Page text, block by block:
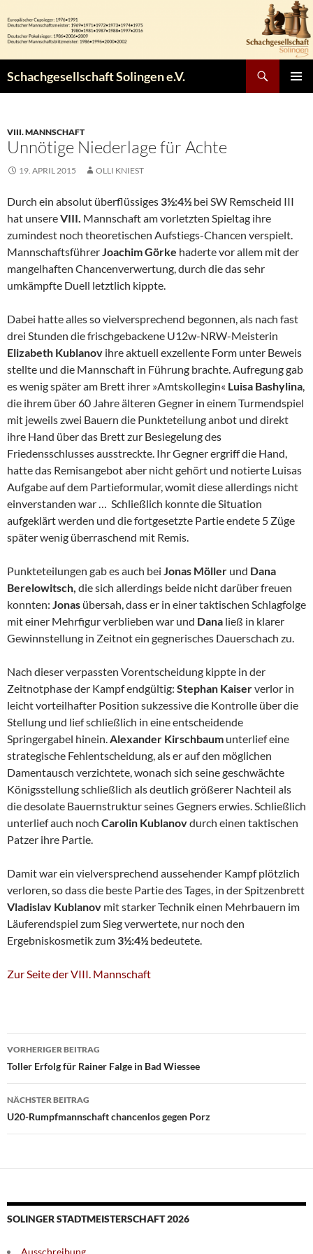
Inhalt
springen
Schachgesellschaft Solingen e.V.
VIII. MANNSCHAFT
Unnötige Niederlage für Achte
19. APRIL 2015 OLLI KNIEST
Durch ein absolut überflüssiges 3½:4½ bei SW Remscheid III
hat unsereVIII. Mannschaft am vorletzten Spieltag ihre
zumindest noch theoretischen Aufstiegs-Chancen verspielt.
MannschaftsführerJoachim Görke haderte vor allem mit der
mangelhaften Chancenverwertung, durch die das sehr
umkämpfte Duell letztlich kippte.
Dabei hatte alles so vielversprechend begonnen, als nach fast
drei Stunden die frischgebackene U12w-NRW-Meisterin
Elizabeth Kublanov ihre aktuell exzellente Form unter Beweis
stellte und die Mannschaft in Führung brachte. Aufregung gab
es wenig später am Brett ihrer »Amtskollegin« Luisa Bashylina,
die ihrem über 60 Jahre älteren Gegner in einem Turmendspiel
mit jeweils zwei Bauern die Punkteteilung anbot und direkt
ihre Hand über das Brett zur Besiegelung des
Friedensschlusses ausstreckte. Ihr Gegner ergriff die Hand,
hatte das Remisangebot aber nicht gehört und notierte Luisas
Aufgabe auf dem Partieformular, womit diese allerdings nicht
einverstanden war … Schließlich konnte die Situation
aufgeklärt werden und die fortgesetzte Partie endete 5 Züge
später wenig überraschend mit Remis.
Punkteteilungen gab es auch bei Jonas Möller und Dana
Berelowitsch, die sich allerdings beide nicht darüber freuen
konnten: Jonas übersah, dass er in einer taktischen Schlagfolge
mit einer Mehrfigur verblieben war und Dana ließ in klarer
Gewinnstellung in Zeitnot ein gegnerisches Dauerschach zu.
Nach dieser verpassten Vorentscheidung kippte in der
Zeitnotphase der Kampf endgültig: Stephan Kaiserverlor in
leicht vorteilhafter Position sukzessive die Kontrolle über die
Stellung und lief schließlich in eine entscheidende
Springergabel hinein.Alexander Kirschbaum unterlief eine
strategische Fehlentscheidung, als er auf den möglichen
Damentausch verzichtete, wonach sich seine geschwächte
Königsstellung schließlich als deutlich größerer Nachteil als
die desolate Bauernstruktur seines Gegners erwies. Schließlich
unterlief auch noch Carolin Kublanovdurch einen taktischen
Patzer ihre Partie.
Damit war ein vielversprechend aussehender Kampf plötzlich
verloren, so dass die beste Partie des Tages, in der Spitzenbrett
Vladislav Kublanov mit starker Technik einen Mehrbauern im
Läuferendspiel zum Sieg verwertete, nur noch den
Ergebniskosmetik zum 3½:4½ bedeutete.
Zur Seite der VIII. Mannschaft
Beitragsnavigation
VORHERIGER BEITRAG
Toller Erfolg für Rainer Falge in Bad Wiessee
NÄCHSTER BEITRAG
U20-Rumpfmannschaft chancenlos gegen Porz
SOLINGER STADTMEISTERSCHAFT 2026